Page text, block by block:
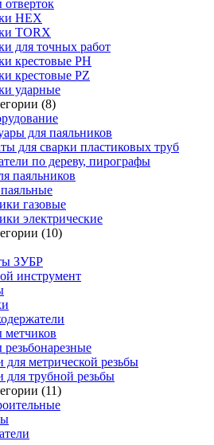
HEX
TORX
для точных работ
крестовые PH
крестовые PZ
ударные
(8)
для паяльников
для сварки пластиковых труб
по дереву, пирографы
паяльников
газовые
электрические
(10)
ЗУБР
инструмент
метрической резьбы
трубной резьбы
(11)